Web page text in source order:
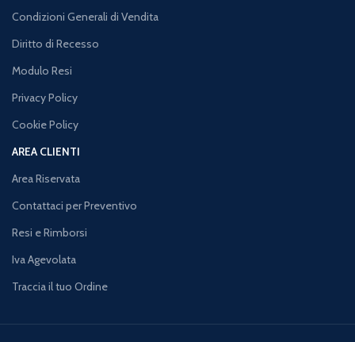
Condizioni Generali di Vendita
Diritto di Recesso
Modulo Resi
Privacy Policy
Cookie Policy
AREA CLIENTI
Area Riservata
Contattaci per Preventivo
Resi e Rimborsi
Iva Agevolata
Traccia il tuo Ordine